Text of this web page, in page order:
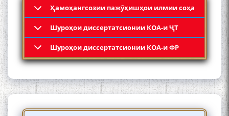
Ҳамоҳангсозии пажӯҳишҳои илмии соҳа
Шyроҳои диссертатсионии КОА-и ҶТ
Шyроҳои диссертатсионии КОА-и ФР
Кадамчо Худои Шарифзода